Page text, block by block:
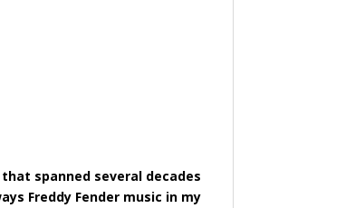
that spanned several decades
Freddy Fender music in my